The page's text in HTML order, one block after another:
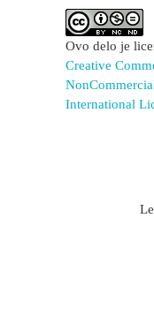
Ovo delo je
Creative
International